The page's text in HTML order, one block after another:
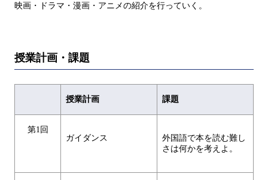
映画・ドラマ・漫画・アニメの紹介を行っていく。
授業計画・課題
授業計画 課題
第1回
ガイダンス
外国語で本を読む難し
さは何かを考えよ。